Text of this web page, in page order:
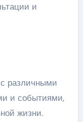
и
различными
и событиями,
жизни.